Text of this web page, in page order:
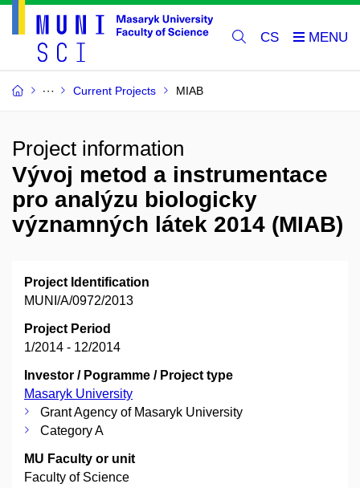
CS
Current Projects MIAB
Project information
Vývoj metod a instrumentace
pro analýzu biologicky
významných látek 2014 (MIAB)
Project Identification
MUNI/A/0972/2013
Project Period
1/2014 - 12/2014
Investor / Pogramme / Project type
Masaryk University
Grant Agency of Masaryk University
Category A
MU Faculty or unit
Faculty of Science